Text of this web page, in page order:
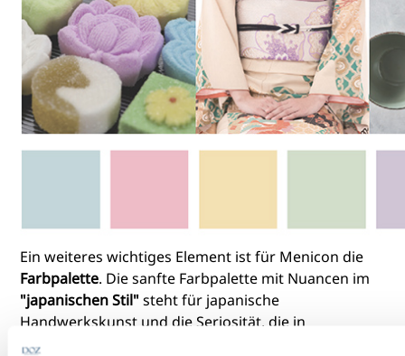
Ein weiteres wichtiges Element ist für Menicon die
Farbpalette. Die sanfte Farbpalette mit Nuancen im
"japanischen Stil"steht für japanische
Handwerkskunst und die Seriosität, die in
traditionellen japanischen Produkten zum Ausdruck